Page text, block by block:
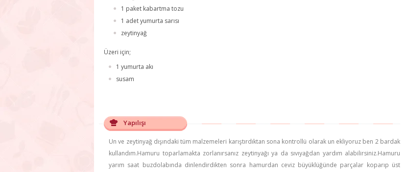
1 paket kabartma tozu
1 adet yumurta sarısı
zeytinyağ
Üzeri için;
1 yumurta akı
susam
Yapılışı
Un ve zeytinyağ dışındaki tüm malzemeleri karıştırdıktan sona kontrollü olarak un ekliyoruz ben 2 bardak
kullandım.Hamuru toparlamakta zorlanırsanız zeytinyağı ya da sıvıyağdan yardım alabilirsiniz.Hamuru
yarım saat buzdolabında dinlendirdikten sonra hamurdan ceviz büyüklüğünde parçalar koparıp üst